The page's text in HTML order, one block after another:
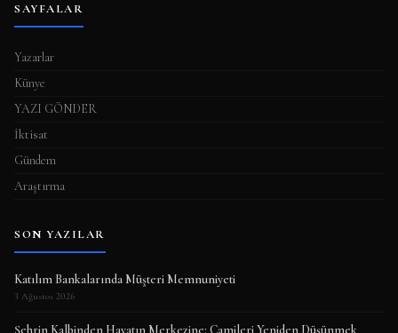
SAYFALAR
Yazarlar
Künye
YAZI GÖNDER
İktisat
Gündem
Araştırma
SON YAZILAR
Katılım Bankalarında Müşteri Memnuniyeti
3 Ağustos 2026
Şehrin Kalbinden Hayatın Merkezine: Camileri Yeniden Düşünmek